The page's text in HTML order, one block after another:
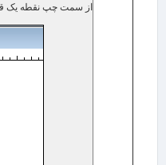
از سمت چپ نقطه یک